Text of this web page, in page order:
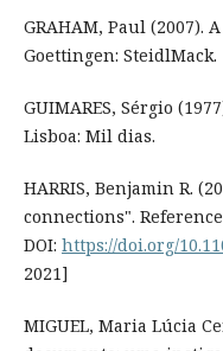
GRAHAM, Paul (2007).
Goettingen: SteidlMack.
GUIMARES, Sérgio
Lisboa: Mil dias.
HARRIS, Benjamin R.
connections".
DOI: https://doi.org/
2021]
MIGUEL, Maria Lúcia